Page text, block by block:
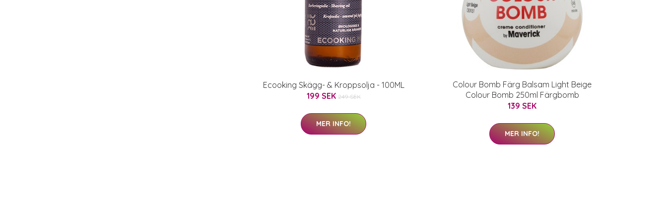
Ecooking Skägg- & Kroppsolja - 100ML
199 SEK 249 SEK
MER INFO!
Colour Bomb Färg Balsam Light Beige
Colour Bomb 250ml Färgbomb
139 SEK
MER INFO!